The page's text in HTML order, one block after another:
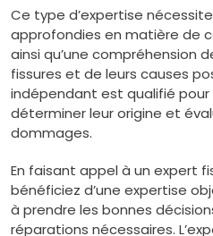
Ce type d’expertise
approfondies en matière de
ainsi qu’une compréhension
fissures et de leurs causes
indépendant est qualifié pour
déterminer leur origine et
dommages.
En faisant appel à un expert
bénéficiez d’une expertise
à prendre les bonnes
réparations nécessaires.